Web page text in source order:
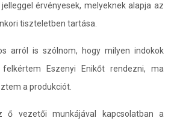
érvényesek, melyeknek alapja az
tiszteletben tartása.
arról is szólnom, hogy milyen indokok
Eszenyi Enikőt rendezni, ma
a produkciót.
ő vezetői munkájával kapcsolatban a